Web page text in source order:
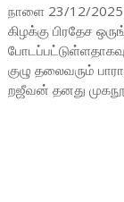
நாளை 23/12/2025
கிழக்கு பிரதேச
குழு தலைவரும்
றஜீவன் தனது